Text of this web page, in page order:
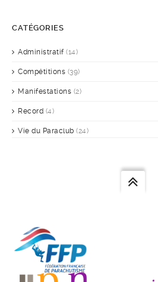
CATÉGORIES
Administratif(14)
Compétitions (39)
Manifestations (2)
Record (4)
Vie du Paraclub (24)